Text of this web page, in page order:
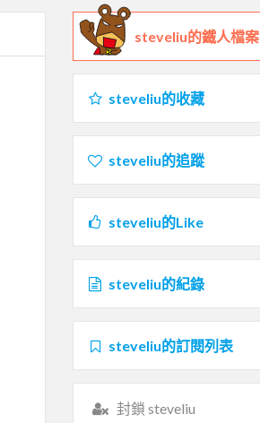
steveliu的鐵人檔案
steveliu的收藏
steveliu的追蹤
steveliu的Like
steveliu的紀錄
steveliu的訂閱列表
封鎖 steveliu